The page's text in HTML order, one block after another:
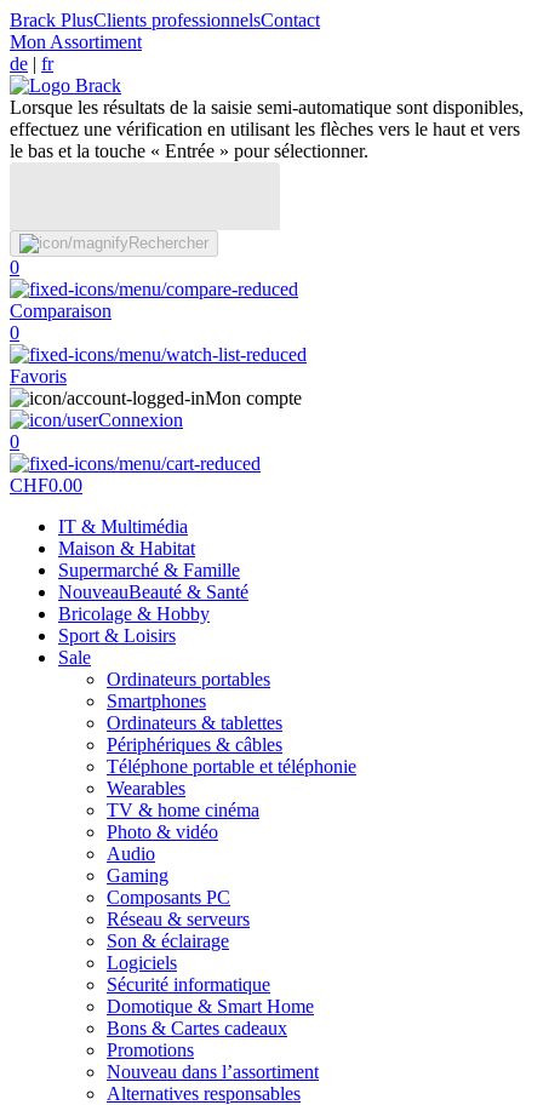
Brack PlusClients professionnelsContact
Mon Assortiment
de | fr
Lorsque les résultats de la saisie semi-automatique sont disponibles,
effectuez une vérification en utilisant les flèches vers le haut et vers
le bas et la touche « Entrée » pour sélectionner.
Rechercher
0
Comparaison
0
Favoris
Mon compte
Connexion
0
CHF0.00
IT & Multimédia
Maison & Habitat
Supermarché & Famille
NouveauBeauté & Santé
Bricolage & Hobby
Sport & Loisirs
Sale
Ordinateurs portables
Smartphones
Ordinateurs & tablettes
Périphériques & câbles
Téléphone portable et téléphonie
Wearables
TV & home cinéma
Photo & vidéo
Audio
Gaming
Composants PC
Réseau & serveurs
Son & éclairage
Logiciels
Sécurité informatique
Domotique & Smart Home
Bons & Cartes cadeaux
Promotions
Nouveau dans l’assortiment
Alternatives responsables